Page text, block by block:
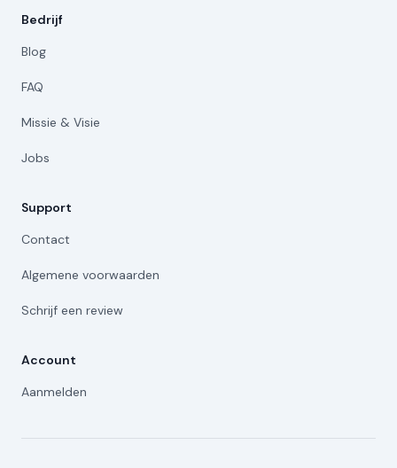
Bedrijf
Blog
FAQ
Missie & Visie
Jobs
Support
Contact
Algemene voorwaarden
Schrijf een review
Account
Aanmelden